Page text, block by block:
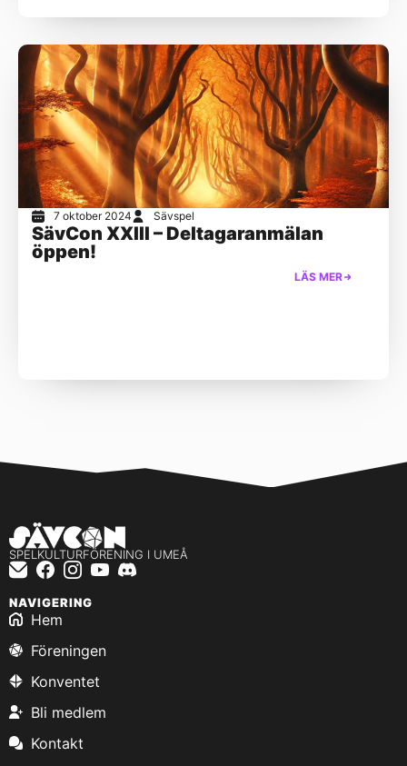
7 oktober 2024 Sävspel
SävCon XXIII – Deltagaranmälan
öppen!
LÄS MER
SPELKULTURFÖRENING I UMEÅ
NAVIGERING
Hem
Föreningen
Konventet
Bli medlem
Kontakt